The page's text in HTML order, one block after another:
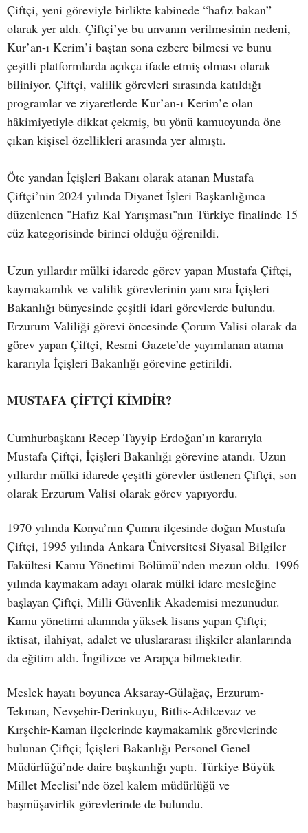
Çiftçi, yeni göreviyle birlikte kabinede “hafız bakan”
olarak yer aldı. Çiftçi’ye bu unvanın verilmesinin nedeni,
Kur’an-ı Kerim’i baştan sona ezbere bilmesi ve bunu
çeşitli platformlarda açıkça ifade etmiş olması olarak
biliniyor. Çiftçi, valilik görevleri sırasında katıldığı
programlar ve ziyaretlerde Kur’an-ı Kerim’e olan
hâkimiyetiyle dikkat çekmiş, bu yönü kamuoyunda öne
çıkan kişisel özellikleri arasında yer almıştı.
Öte yandan İçişleri Bakanı olarak atanan Mustafa
Çiftçi’nin 2024 yılında Diyanet İşleri Başkanlığınca
düzenlenen "Hafız Kal Yarışması"nın Türkiye finalinde 15
cüz kategorisinde birinci olduğu öğrenildi.
Uzun yıllardır mülki idarede görev yapan Mustafa Çiftçi,
kaymakamlık ve valilik görevlerinin yanı sıra İçişleri
Bakanlığı bünyesinde çeşitli idari görevlerde bulundu.
Erzurum Valiliği görevi öncesinde Çorum Valisi olarak da
görev yapan Çiftçi, Resmi Gazete’de yayımlanan atama
kararıyla İçişleri Bakanlığı görevine getirildi.
MUSTAFA ÇİFTÇİ KİMDİR?
Cumhurbaşkanı Recep Tayyip Erdoğan’ın kararıyla
Mustafa Çiftçi, İçişleri Bakanlığı görevine atandı. Uzun
yıllardır mülki idarede çeşitli görevler üstlenen Çiftçi, son
olarak Erzurum Valisi olarak görev yapıyordu.
1970 yılında Konya’nın Çumra ilçesinde doğan Mustafa
Çiftçi, 1995 yılında Ankara Üniversitesi Siyasal Bilgiler
Fakültesi Kamu Yönetimi Bölümü’nden mezun oldu. 1996
yılında kaymakam adayı olarak mülki idare mesleğine
başlayan Çiftçi, Milli Güvenlik Akademisi mezunudur.
Kamu yönetimi alanında yüksek lisans yapan Çiftçi;
iktisat, ilahiyat, adalet ve uluslararası ilişkiler alanlarında
da eğitim aldı. İngilizce ve Arapça bilmektedir.
Meslek hayatı boyunca Aksaray-Gülağaç, Erzurum-
Tekman, Nevşehir-Derinkuyu, Bitlis-Adilcevaz ve
Kırşehir-Kaman ilçelerinde kaymakamlık görevlerinde
bulunan Çiftçi; İçişleri Bakanlığı Personel Genel
Müdürlüğü’nde daire başkanlığı yaptı. Türkiye Büyük
Millet Meclisi’nde özel kalem müdürlüğü ve
başmüşavirlik görevlerinde de bulundu.